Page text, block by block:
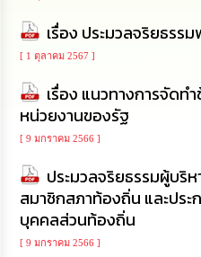
นโยบาย
No
Gift
Policy
การ
ดำเนิน
การ
เพื่อ
ป้องกัน
การ
ทุจริต
มาตรการ
เรื่อง ประมวลจริยธร
[ 1 ตุลาคม 2567 ]
เรื่อง แนวทางการจัดท
หน่วยงานของรัฐ
[ 9 มกราคม 2566 ]
ประมวลจริยธรรมผู้บริ
สมาชิกสภาท้องถิ่น และปร
บุคคลส่วนท้องถิ่น
[ 9 มกราคม 2566 ]